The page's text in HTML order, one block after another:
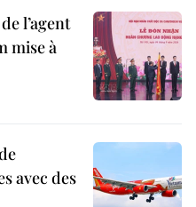
l’agent
mise à
avec des